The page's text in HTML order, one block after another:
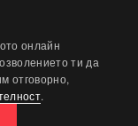
онлайн
ти да
отговорно,
.